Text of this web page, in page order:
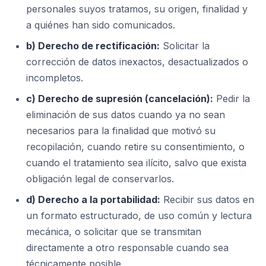
personales suyos tratamos, su origen, finalidad y
a quiénes han sido comunicados.
b) Derecho de rectificación: Solicitar la
corrección de datos inexactos, desactualizados o
incompletos.
c) Derecho de supresión (cancelación): Pedir la
eliminación de sus datos cuando ya no sean
necesarios para la finalidad que motivó su
recopilación, cuando retire su consentimiento, o
cuando el tratamiento sea ilícito, salvo que exista
obligación legal de conservarlos.
d) Derecho a la portabilidad: Recibir sus datos en
un formato estructurado, de uso común y lectura
mecánica, o solicitar que se transmitan
directamente a otro responsable cuando sea
técnicamente posible.